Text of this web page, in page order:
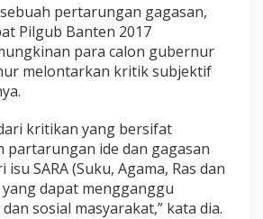
pertarungan gagasan,
Pilgub Banten 2017
para calon gubernur
melontarkan kritik subjektif
kritikan yang bersifat
partarungan ide dan gagasan
SARA (Suku, Agama, Ras dan
dapat mengganggu
sosial masyarakat,” kata dia.